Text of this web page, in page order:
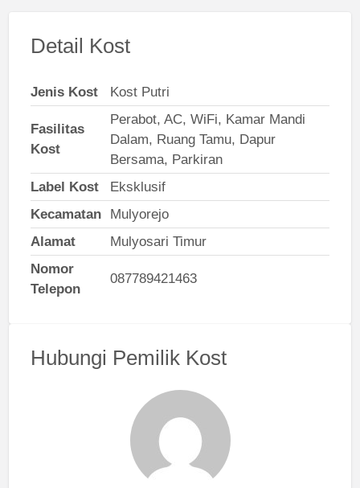
Detail Kost
Jenis Kost Kost Putri
Fasilitas
Kost
Perabot, AC, WiFi, Kamar Mandi
Dalam, Ruang Tamu, Dapur
Bersama, Parkiran
Label Kost
Eksklusif
Kecamatan
Mulyorejo
Alamat
Mulyosari Timur
Nomor
Telepon
087789421463
Hubungi Pemilik Kost